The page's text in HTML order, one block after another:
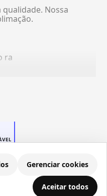
Gerenciar cookies
Aceitar todos
Nossa
ra